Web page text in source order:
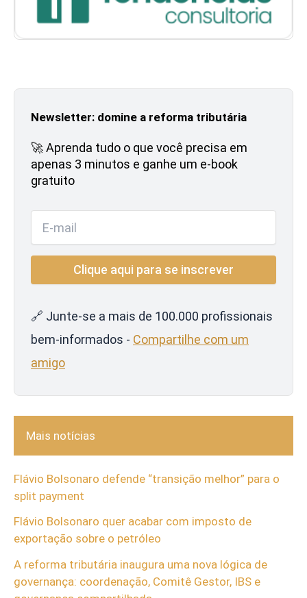
Newsletter: domine a reforma tributária
🚀 Aprenda tudo o que você precisa em
apenas 3 minutos e ganhe um e-book
gratuito
🔗 Junte-se a mais de 100.000 profissionais
bem-informados - Compartilhe com um
amigo
Mais notícias
Flávio Bolsonaro defende “transição melhor” para o
split payment
Flávio Bolsonaro quer acabar com imposto de
exportação sobre o petróleo
A reforma tributária inaugura uma nova lógica de
governança: coordenação, Comitê Gestor, IBS e